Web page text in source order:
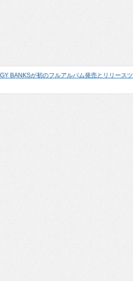
BANKSが初のフルアルバム発売とリリースツ